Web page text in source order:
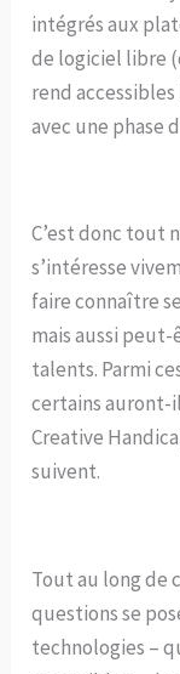
intégrés aux
de logiciel libre
rend
avec une phase
C’est donc tout
s’intéresse
faire connaître
mais aussi
talents. Parmi
certains auront-
Creative
suivent.
Tout au long de
questions se
technologies –